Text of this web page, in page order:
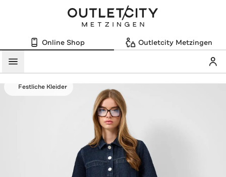
Online Shop Outletcity Metzingen
Menü
Festliche Kleider